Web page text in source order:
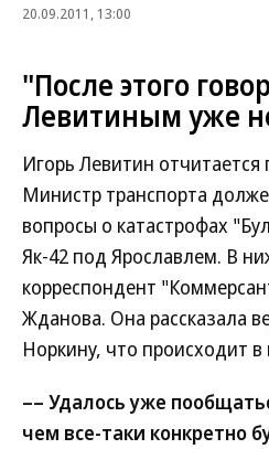
20.09.2011, 13:00
"После этого
Левитиным уже
Игорь Левитин отчитается
Министр транспорта
вопросы о катастрофах
Як-42 под Ярославлем. В
корреспондент
Жданова. Она рассказала
Норкину, что происходит
–– Удалось уже
чем все-таки конкретно